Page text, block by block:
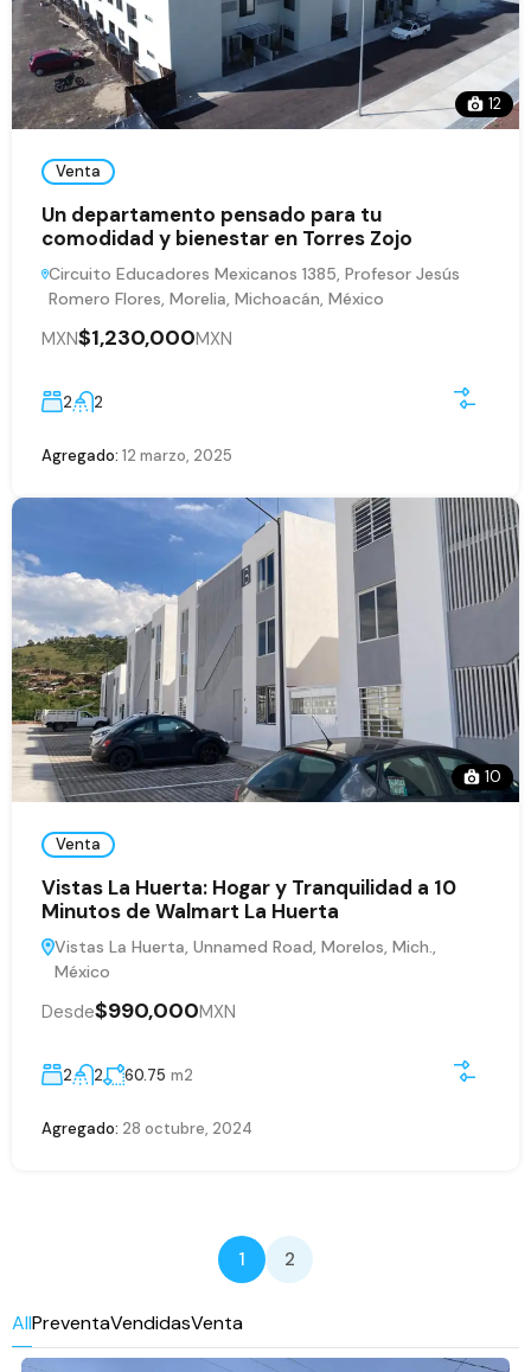
12
Venta
Un departamento pensado para tu
comodidad y bienestar en Torres Zojo
Circuito Educadores Mexicanos 1385, Profesor Jesús
Romero Flores, Morelia, Michoacán, México
MXN$1,230,000MXN
2 2
Agregado: 12 marzo, 2025
10
Venta
Vistas La Huerta: Hogar y Tranquilidad a 10
Minutos de Walmart La Huerta
Vistas La Huerta, Unnamed Road, Morelos, Mich.,
México
Desde$990,000MXN
2 2 60.75 m2
Agregado: 28 octubre, 2024
1 2
AllPreventaVendidasVenta